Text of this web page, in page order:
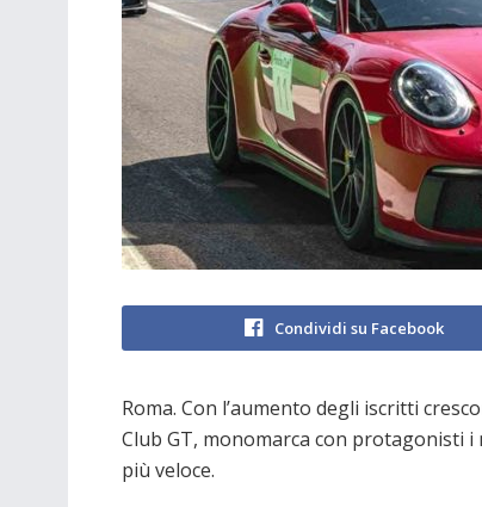
Condividi su Facebook
Roma. Con l’aumento degli iscritti
Club GT, monomarca con protagonisti i
più veloce.